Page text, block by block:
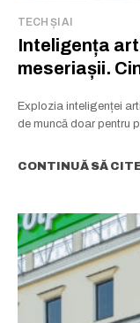
TECH ȘI AI
Inteligența
meseriașii.
Explozia inteligenței
de muncă doar pentru
CONTINUĂ SĂ